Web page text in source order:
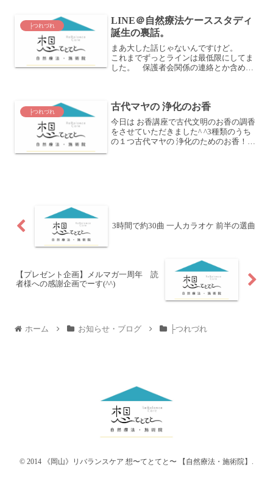
も（抜けていると...
├つれづれ
LINE＠自然療法ケーススタディ
誕生の裏話。
まあ大した話じゃないんですけど。
これまでずっとラインは最低限にしてま
した。 保護者会関係の連絡とか含めて
いし。 まあ他にも？ここ...
├つれづれ 古代マヤの 浄化のお香
今日は お香講座で古代文明のお香の調香
をさせていただきました^ ^3種類のうち
の１つ古代マヤの 浄化のためのお香！お
3時間で約30曲 一人カラオケ 前半の選曲
【プレゼント企画】メルマガ一周年 読
者様への感謝企画でーす(^^)
ホーム お知らせ・ブログ ├つれづれ
© 2014 《岡山》リバランスケア 想〜てとてと〜 【自然療法・施術院】.